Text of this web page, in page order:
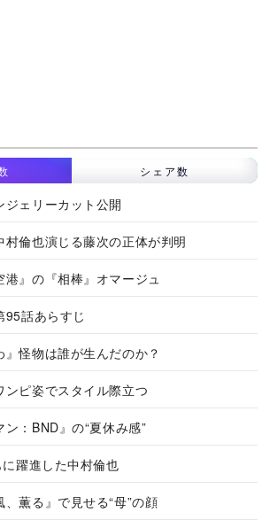
シェア数
ジェリーカット公開
村倫也演じる藤次の正体が判明
港』の『相棒』オマージュ
95話あらすじ
』怪物は誰が生んだのか？
ンピ姿でスタイル際立つ
ン：BND』の“夏休み感”
に躍進した中村倫也
、薫る』で見せる“母”の顔